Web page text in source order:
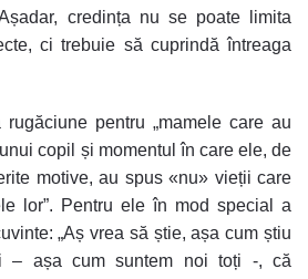
credința nu se poate limita
ci trebuie să cuprindă întreaga
pentru „mamele care au
copil și momentul în care ele, de
motive, au spus «nu» vieții care
lor”. Pentru ele în mod special a
„Aș vrea să știe, așa cum știu
– așa cum suntem noi toți -, că